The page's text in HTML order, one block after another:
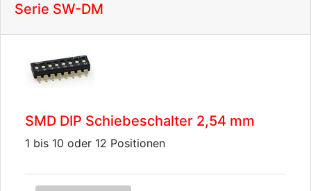
Serie SW-DM
SMD DIP Schiebeschalter 2,54 mm
1 bis 10 oder 12 Positionen